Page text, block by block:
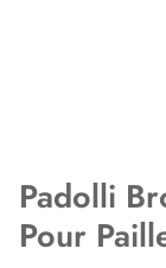
Padolli
Pour